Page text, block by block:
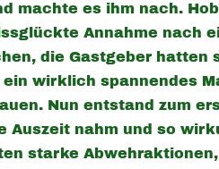
machte es ihm nach.
Annahme nach
die Gastgeber
wirklich spannendes
Nun entstand zum
Auszeit nahm und so
starke